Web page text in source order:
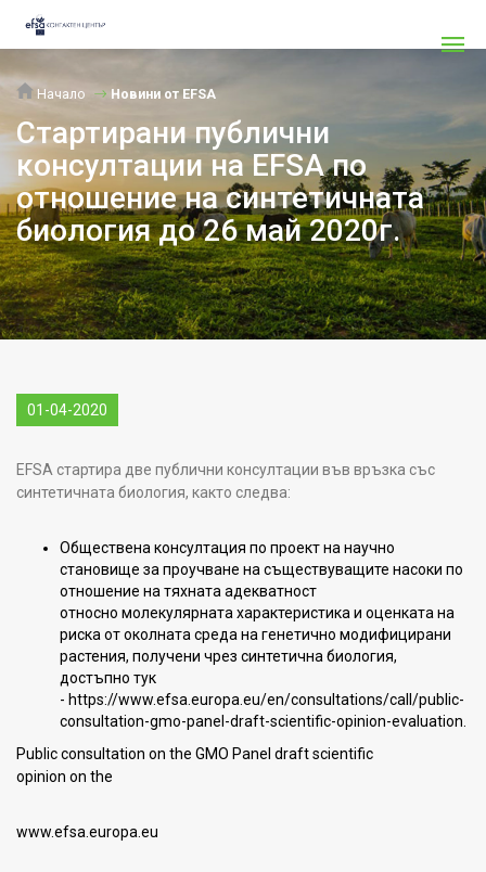
Начало Новини от EFSA
Стартирани публични
консултации на EFSA по
отношение на синтетичната
биология до 26 май 2020г.
01-04-2020
EFSA стартира две публични консултации във връзка със
синтетичната биология, както следва:
Обществена консултация по проект на научно
становище за проучване на съществуващите насоки по
отношение на тяхната адекватност
относно молекулярната характеристика и оценката на
риска от околната среда на генетично модифицирани
растения, получени чрез синтетична биология,
достъпно тук
- https://www.efsa.europa.eu/en/consultations/call/public-
consultation-gmo-panel-draft-scientific-opinion-evaluation
Public consultation on the GMO Panel draft scientific
opinion on the
www.efsa.europa.eu